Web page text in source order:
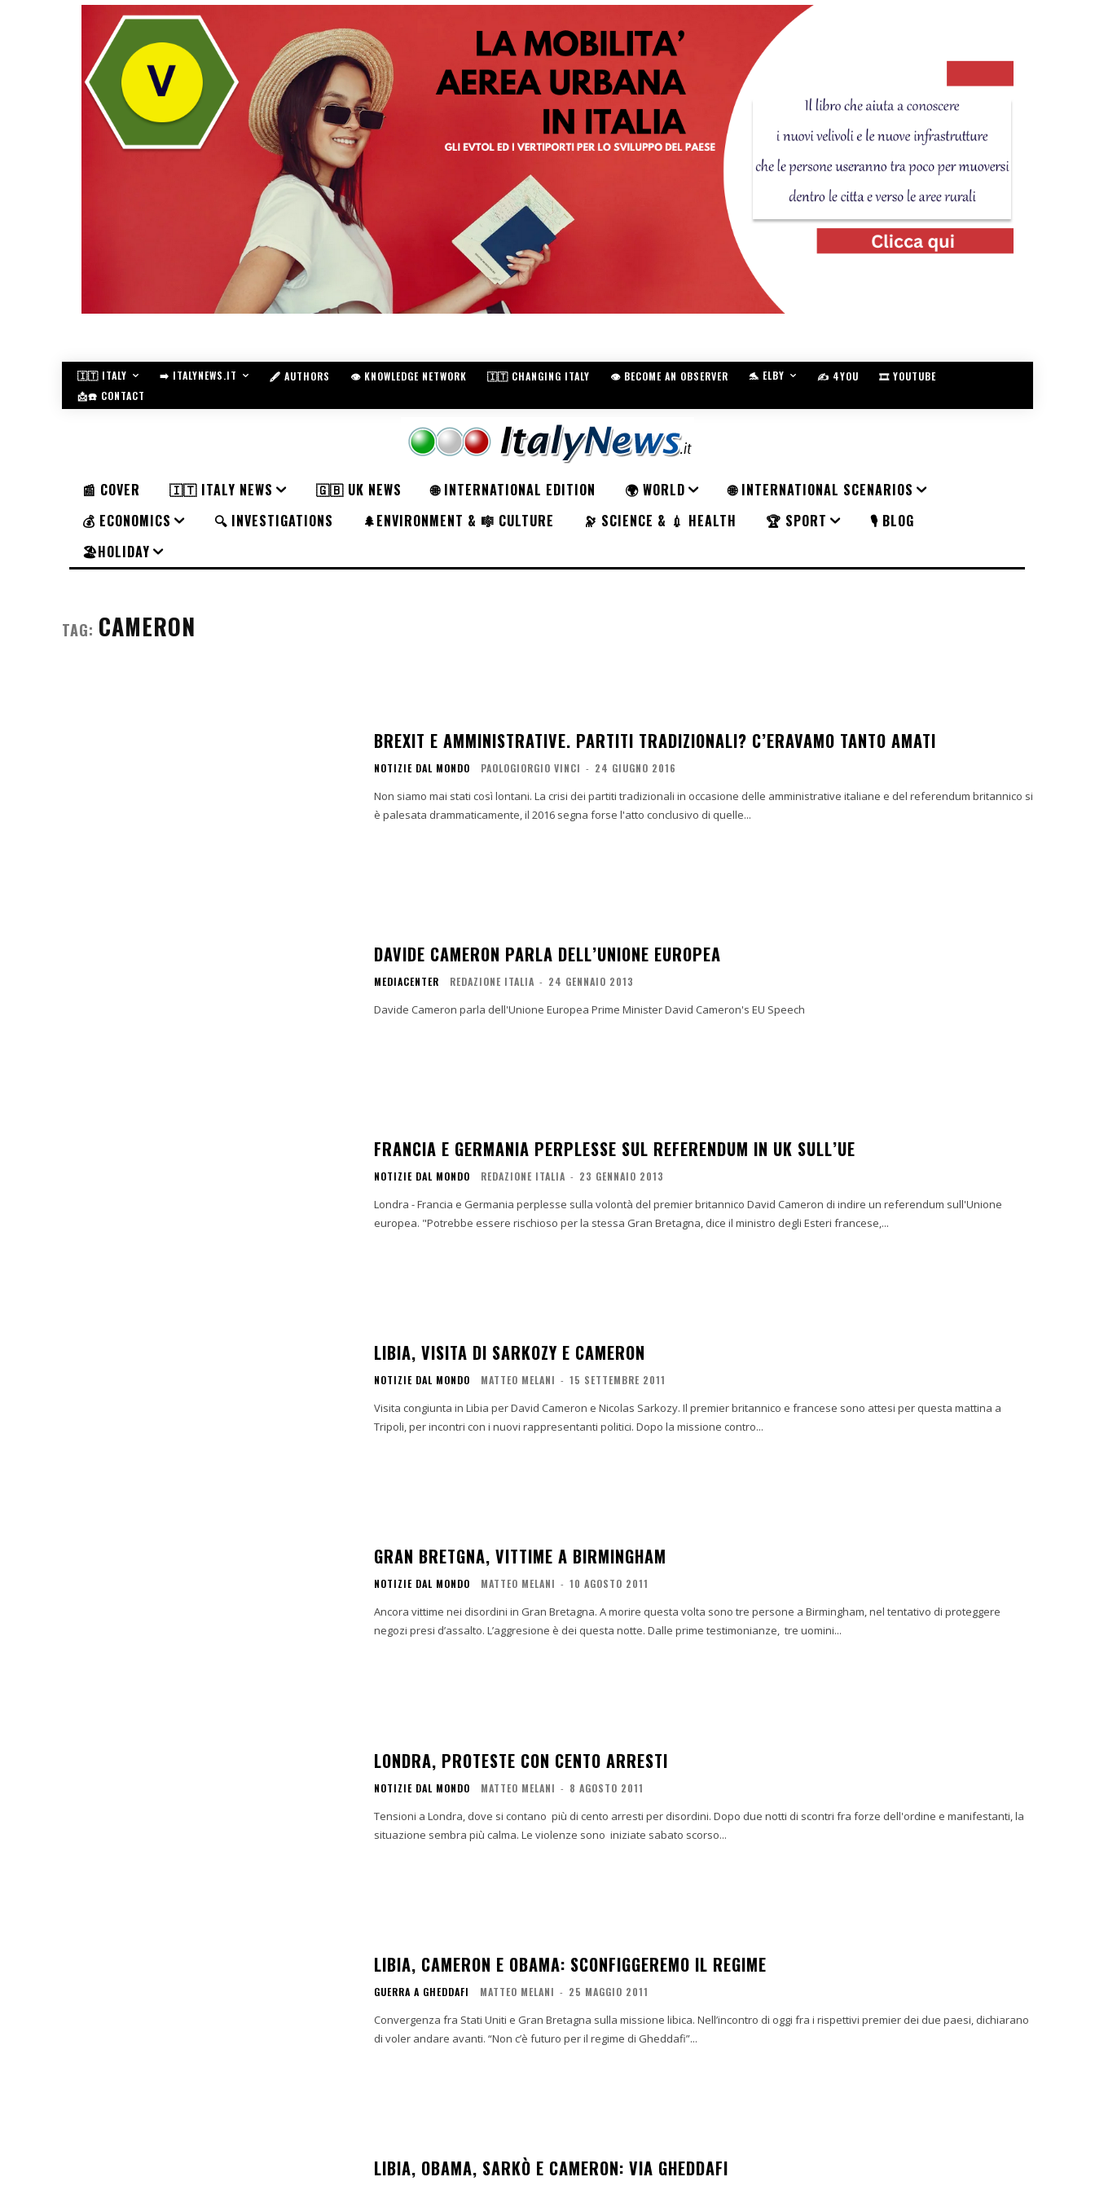
🇮🇹 ITALY ➡️ ITALYNEWS.IT 🖋️ AUTHORS 👁️ KNOWLEDGE NETWORK 🇮🇹 CHANGING ITALY 👁️ BECOME AN OBSERVER 🐬 ELBY ✍️ 4YOU
🎞️ YOUTUBE
📩☎️ CONTACT
📰 COVER 🇮🇹 ITALY NEWS 🇬🇧 UK NEWS 🌐 INTERNATIONAL EDITION 🌍 WORLD
🌐 INTERNATIONAL SCENARIOS
💰 ECONOMICS
🔍 INVESTIGATIONS 🌲ENVIRONMENT & 🎼 CULTURE 🔭 SCIENCE & 💉 HEALTH 🏆 SPORT
🎙️ BLOG
🏖️HOLIDAY
TAG: CAMERON
BREXIT E AMMINISTRATIVE. PARTITI TRADIZIONALI? C’ERAVAMO TANTO AMATI
NOTIZIE DAL MONDO PAOLOGIORGIO VINCI - 24 GIUGNO 2016
Non siamo mai stati così lontani. La crisi dei partiti tradizionali in occasione delle amministrative italiane e del referendum britannico si
è palesata drammaticamente, il 2016 segna forse l'atto conclusivo di quelle...
DAVIDE CAMERON PARLA DELL’UNIONE EUROPEA
MEDIACENTER REDAZIONE ITALIA - 24 GENNAIO 2013
Davide Cameron parla dell'Unione Europea Prime Minister David Cameron's EU Speech
FRANCIA E GERMANIA PERPLESSE SUL REFERENDUM IN UK SULL’UE
NOTIZIE DAL MONDO REDAZIONE ITALIA - 23 GENNAIO 2013
Londra - Francia e Germania perplesse sulla volontà del premier britannico David Cameron di indire un referendum sull'Unione
europea. "Potrebbe essere rischioso per la stessa Gran Bretagna, dice il ministro degli Esteri francese,...
LIBIA, VISITA DI SARKOZY E CAMERON
NOTIZIE DAL MONDO MATTEO MELANI - 15 SETTEMBRE 2011
Visita congiunta in Libia per David Cameron e Nicolas Sarkozy. Il premier britannico e francese sono attesi per questa mattina a
Tripoli, per incontri con i nuovi rappresentanti politici. Dopo la missione contro...
GRAN BRETGNA, VITTIME A BIRMINGHAM
NOTIZIE DAL MONDO MATTEO MELANI - 10 AGOSTO 2011
Ancora vittime nei disordini in Gran Bretagna. A morire questa volta sono tre persone a Birmingham, nel tentativo di proteggere
negozi presi d’assalto. L’aggresione è dei questa notte. Dalle prime testimonianze, tre uomini...
LONDRA, PROTESTE CON CENTO ARRESTI
NOTIZIE DAL MONDO MATTEO MELANI - 8 AGOSTO 2011
Tensioni a Londra, dove si contano più di cento arresti per disordini. Dopo due notti di scontri fra forze dell'ordine e manifestanti, la
situazione sembra più calma. Le violenze sono iniziate sabato scorso...
LIBIA, CAMERON E OBAMA: SCONFIGGEREMO IL REGIME
GUERRA A GHEDDAFI MATTEO MELANI - 25 MAGGIO 2011
Convergenza fra Stati Uniti e Gran Bretagna sulla missione libica. Nell’incontro di oggi fra i rispettivi premier dei due paesi, dichiarano
di voler andare avanti. “Non c’è futuro per il regime di Gheddafi”...
LIBIA, OBAMA, SARKÒ E CAMERON: VIA GHEDDAFI